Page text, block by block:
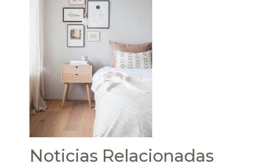
Noticias Relacionadas